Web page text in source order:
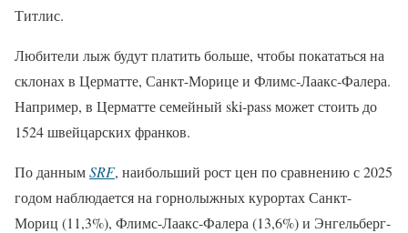
Титлис.
Любители лыж будут платить больше, чтобы покататься на
склонах в Церматте, Санкт-Морице и Флимс-Лаакс-Фалера.
Например, в Церматте семейный ski-pass может стоить до
1524 швейцарских франков.
По даннымSRF, наибольший рост цен по сравнению с 2025
годом наблюдается на горнолыжных курортах Санкт-
Мориц (11,3%), Флимс-Лаакс-Фалера (13,6%) и Энгельберг-